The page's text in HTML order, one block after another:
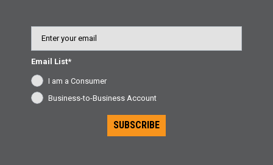
Email List*
I am a Consumer
Business-to-Business Account
SUBSCRIBE